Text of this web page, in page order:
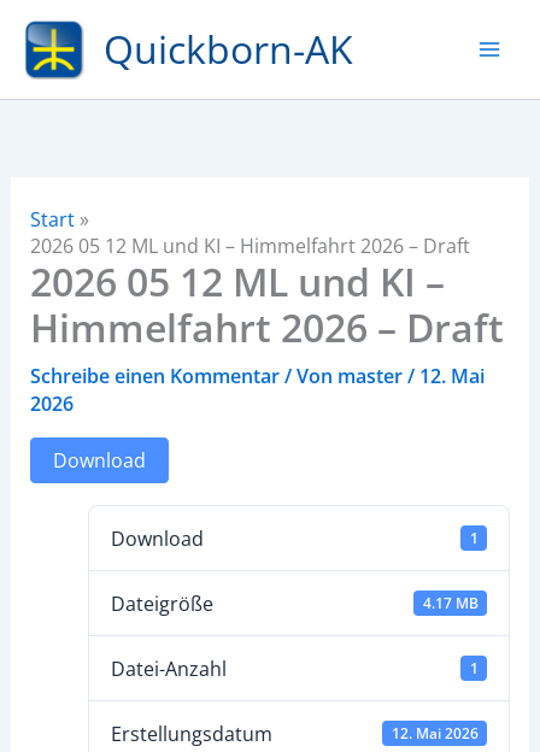
Zum
Inhalt
springen
Quickborn-AK
Start
2026 05 12 ML und KI – Himmelfahrt 2026 – Draft
2026 05 12 ML und KI –
Himmelfahrt 2026 – Draft
Schreibe einen Kommentar/ Von master/ 12. Mai
2026
Download
Download 1
Dateigröße 4.17 MB
Datei-Anzahl 1
Erstellungsdatum 12. Mai 2026